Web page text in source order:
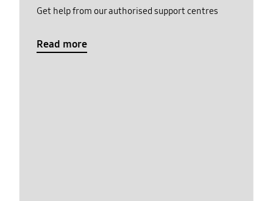
Get help from our authorised support centres
Read more